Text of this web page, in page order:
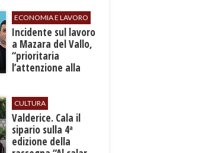
ECONOMIA E LAVORO
​Incidente sul lavoro
a Mazara del Vallo,
“prioritaria
l’attenzione alla
CULTURA
Valderice. Cala il
sipario sulla 4ª
edizione della